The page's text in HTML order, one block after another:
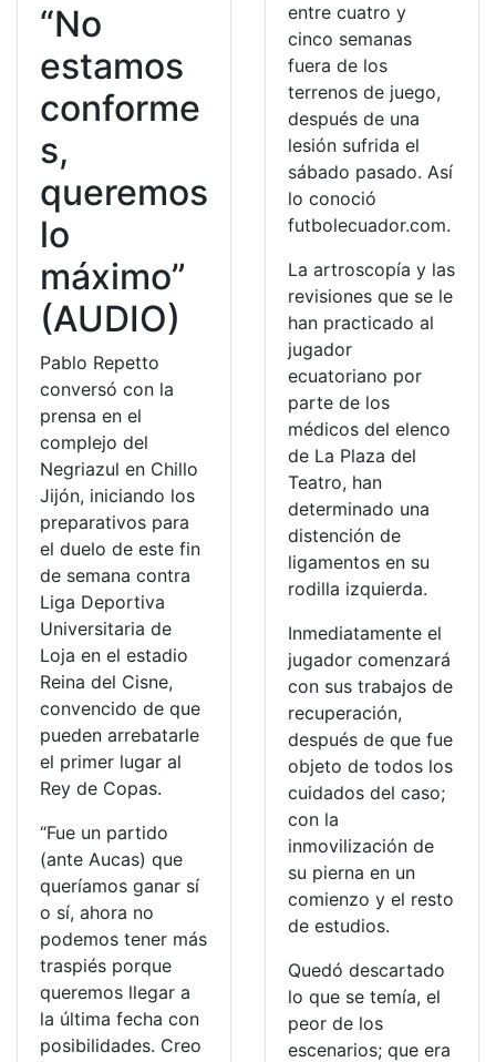
“No
estamos
conforme
s,
queremos
lo
máximo”
(AUDIO)
Pablo Repetto
conversó con la
prensa en el
complejo del
Negriazul en Chillo
Jijón, iniciando los
preparativos para
el duelo de este fin
de semana contra
Liga Deportiva
Universitaria de
Loja en el estadio
Reina del Cisne,
convencido de que
pueden arrebatarle
el primer lugar al
Rey de Copas.
“Fue un partido
(ante Aucas) que
queríamos ganar sí
o sí, ahora no
podemos tener más
traspiés porque
queremos llegar a
la última fecha con
posibilidades. Creo
entre cuatro y
cinco semanas
fuera de los
terrenos de juego,
después de una
lesión sufrida el
sábado pasado. Así
lo conoció
futbolecuador.com.
La artroscopía y las
revisiones que se le
han practicado al
jugador
ecuatoriano por
parte de los
médicos del elenco
de La Plaza del
Teatro, han
determinado una
distención de
ligamentos en su
rodilla izquierda.
Inmediatamente el
jugador comenzará
con sus trabajos de
recuperación,
después de que fue
objeto de todos los
cuidados del caso;
con la
inmovilización de
su pierna en un
comienzo y el resto
de estudios.
Quedó descartado
lo que se temía, el
peor de los
escenarios; que era